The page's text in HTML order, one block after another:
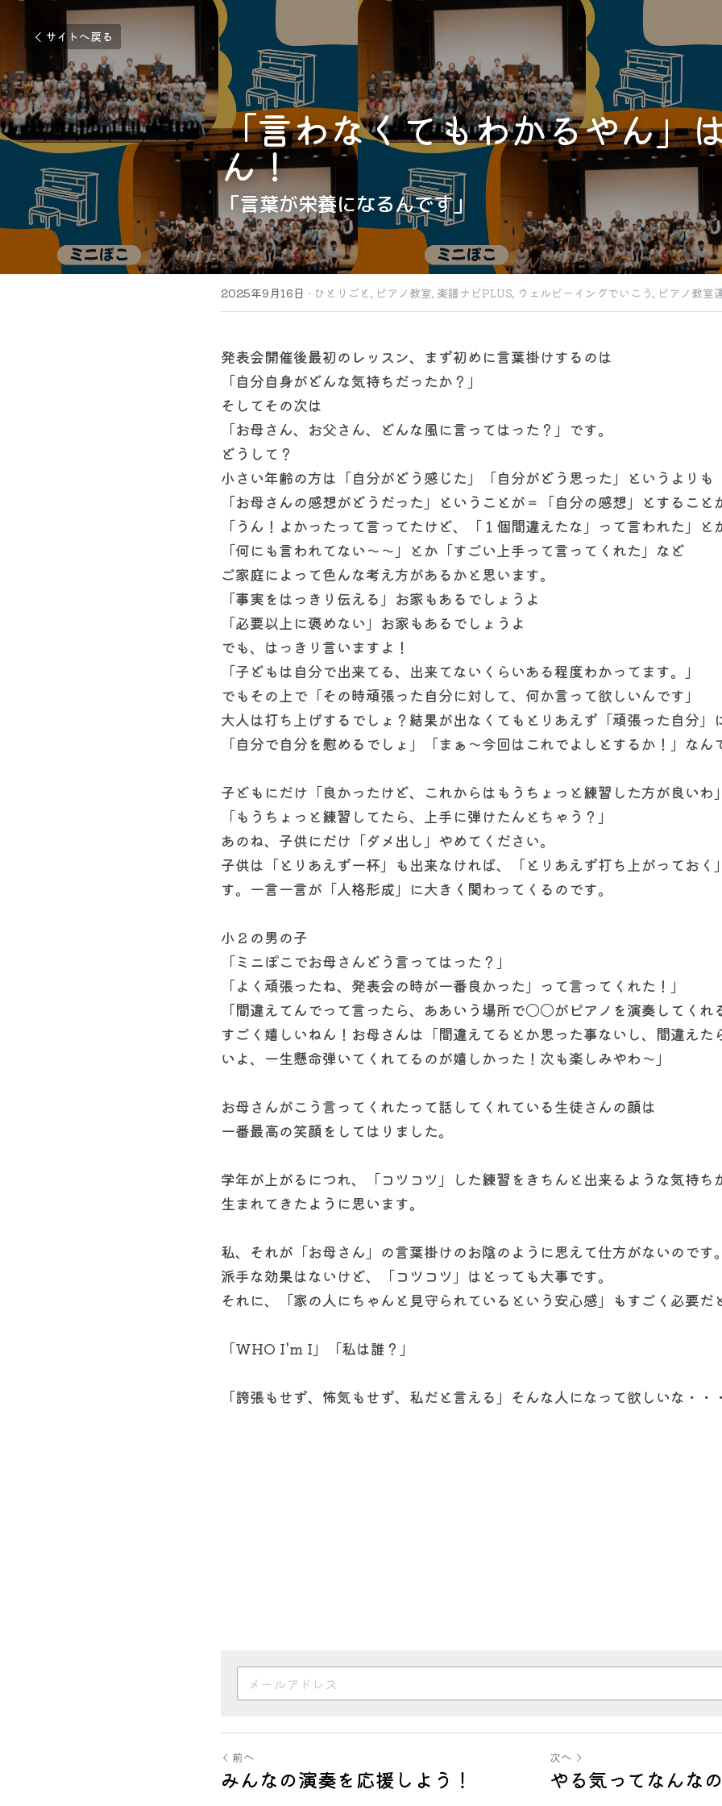
サイトへ戻る
「言わなくてもわかるやん」
ん！
「言葉が栄養になるんです」
2025年9月16日 · ひとりごと, ピアノ教室, 楽譜ナビPLUS, ウェルビーイングでいこう, ピアノ教室
発表会開催後最初のレッスン、まず初めに言葉掛けするのは
「自分自身がどんな気持ちだったか？」
そしてその次は
「お母さん、お父さん、どんな風に言ってはった？」です。
どうして？
小さい年齢の方は「自分がどう感じた」「自分がどう思った」というよりも
「お母さんの感想がどうだった」ということが＝「自分の感想」とすること
「うん！よかったって言ってたけど、「１個間違えたな」って言われた」と
「何にも言われてない〜〜」とか「すごい上手って言ってくれた」など
ご家庭によって色んな考え方があるかと思います。
「事実をはっきり伝える」お家もあるでしょうよ
「必要以上に褒めない」お家もあるでしょうよ
でも、はっきり言いますよ！
「子どもは自分で出来てる、出来てないくらいある程度わかってます。」
でもその上で「その時頑張った自分に対して、何か言って欲しいんです」
大人は打ち上げするでしょ？結果が出なくてもとりあえず「頑張った自分」
「自分で自分を慰めるでしょ」「まぁ〜今回はこれでよしとするか！」なん
子どもにだけ「良かったけど、これからはもうちょっと練習した方が良いわ
「もうちょっと練習してたら、上手に弾けたんとちゃう？」
あのね、子供にだけ「ダメ出し」やめてください。
子供は「とりあえず一杯」も出来なければ、「とりあえず打ち上がっておく
す。一言一言が「人格形成」に大きく関わってくるのです。
小２の男の子
「ミニぽこでお母さんどう言ってはった？」
「よく頑張ったね、発表会の時が一番良かった」って言ってくれた！」
「間違えてんでって言ったら、ああいう場所で〇〇がピアノを演奏してくれ
すごく嬉しいねん！お母さんは「間違えてるとか思った事ないし、間違えた
いよ、一生懸命弾いてくれてるのが嬉しかった！次も楽しみやわ〜」
お母さんがこう言ってくれたって話してくれている生徒さんの顔は
一番最高の笑顔をしてはりました。
学年が上がるにつれ、「コツコツ」した練習をきちんと出来るような気持ち
生まれてきたように思います。
私、それが「お母さん」の言葉掛けのお陰のように思えて仕方がないのです。
派手な効果はないけど、「コツコツ」はとっても大事です。
それに、「家の人にちゃんと見守られているという安心感」もすごく必要だ
「WHO I'm I」「私は誰？」
「誇張もせず、怖気もせず、私だと言える」そんな人になって欲しいな・・・
前へ
みんなの演奏を応援しよう！
次へ
やる気ってなんな